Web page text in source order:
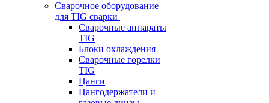
Сварочное оборудование
для TIG сварки
Сварочные аппараты
TIG
Блоки охлаждения
Сварочные горелки
TIG
Цанги
Цангодержатели и